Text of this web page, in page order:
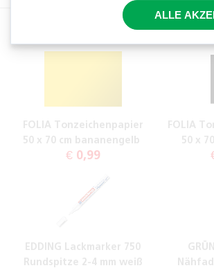
PASSENDE
FOLIA Tonzeichenpapier
50 x 70 cm bananengelb
€ 0,99
FOLIA
50 x
EDDING Lackmarker 750
Rundspitze 2-4 mm weiß
ALLE